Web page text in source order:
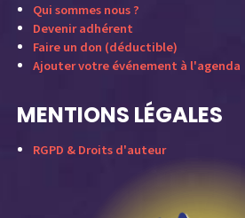
Qui sommes nous ?
Devenir adhérent
Faire un don (déductible)
Ajouter votre événement à l'agenda
MENTIONS LÉGALES
RGPD & Droits d'auteur